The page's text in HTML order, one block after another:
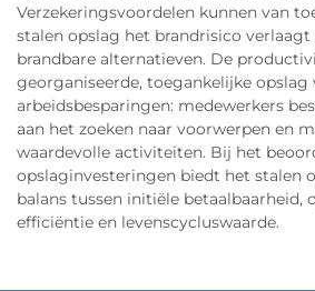
Verzekeringsvoordelen kunnen van
stalen opslag het brandrisico
brandbare alternatieven. De
georganiseerde, toegankelijke
arbeidsbesparingen: medewerkers
aan het zoeken naar voorwerpen en
waardevolle activiteiten. Bij het
opslaginvesteringen biedt het stalen
balans tussen initiële betaalbaarheid,
efficiëntie en levenscycluswaarde.